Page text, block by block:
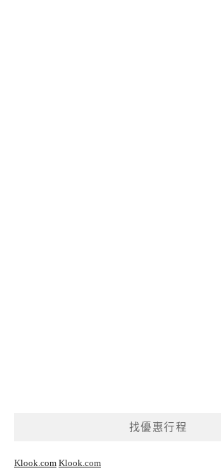
找優惠行程
Klook.com Klook.com